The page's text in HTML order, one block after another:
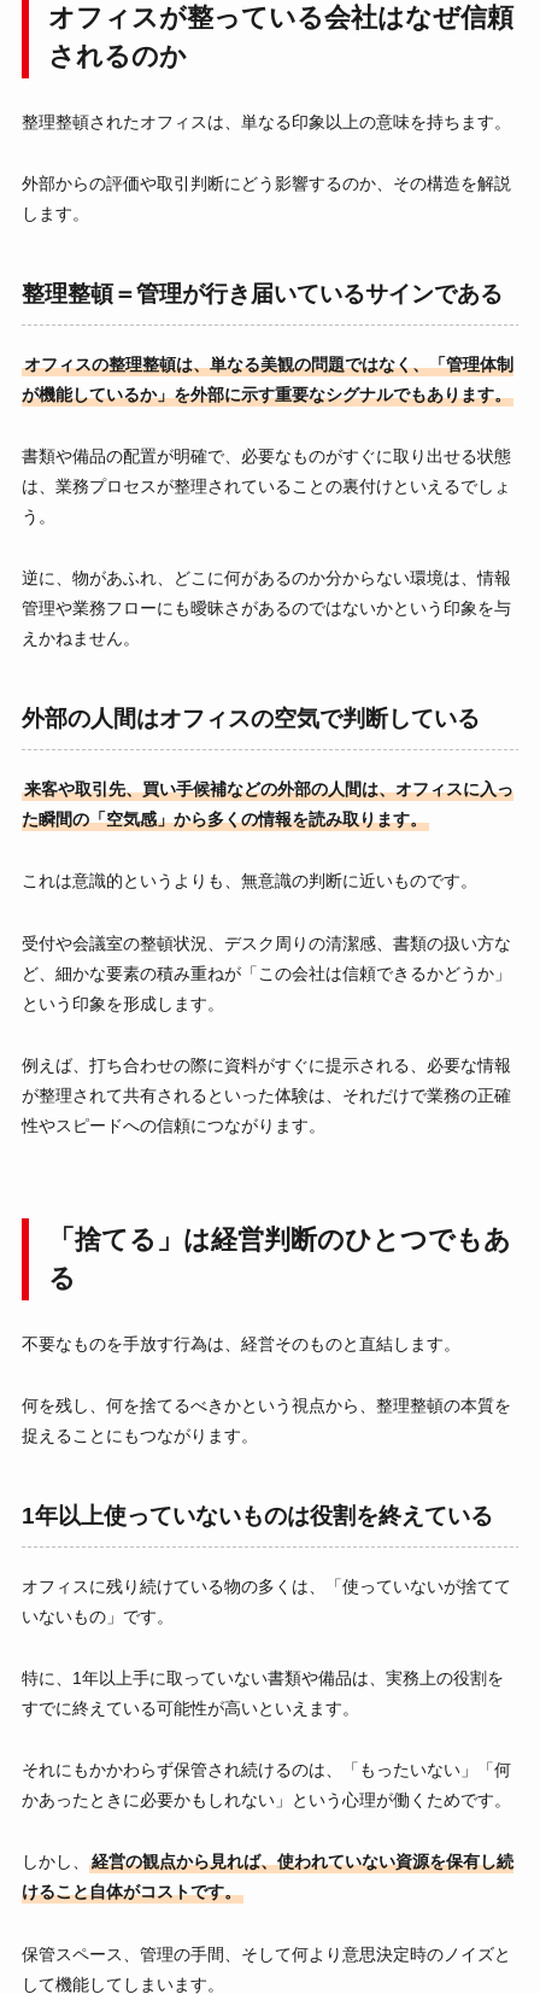
オフィスが整っている会社はなぜ信頼
されるのか
整理整頓されたオフィスは、単なる印象以上の意味を持ちます。
外部からの評価や取引判断にどう影響するのか、その構造を解説
します。
整理整頓＝管理が行き届いているサインである
オフィスの整理整頓は、単なる美観の問題ではなく、「管理体制
が機能しているか」を外部に示す重要なシグナルでもあります。
書類や備品の配置が明確で、必要なものがすぐに取り出せる状態
は、業務プロセスが整理されていることの裏付けといえるでしょ
う。
逆に、物があふれ、どこに何があるのか分からない環境は、情報
管理や業務フローにも曖昧さがあるのではないかという印象を与
えかねません。
外部の人間はオフィスの空気で判断している
来客や取引先、買い手候補などの外部の人間は、オフィスに入っ
た瞬間の「空気感」から多くの情報を読み取ります。
これは意識的というよりも、無意識の判断に近いものです。
受付や会議室の整頓状況、デスク周りの清潔感、書類の扱い方な
ど、細かな要素の積み重ねが「この会社は信頼できるかどうか」
という印象を形成します。
例えば、打ち合わせの際に資料がすぐに提示される、必要な情報
が整理されて共有されるといった体験は、それだけで業務の正確
性やスピードへの信頼につながります。
「捨てる」は経営判断のひとつでもあ
る
不要なものを手放す行為は、経営そのものと直結します。
何を残し、何を捨てるべきかという視点から、整理整頓の本質を
捉えることにもつながります。
1年以上使っていないものは役割を終えている
オフィスに残り続けている物の多くは、「使っていないが捨てて
いないもの」です。
特に、1年以上手に取っていない書類や備品は、実務上の役割を
すでに終えている可能性が高いといえます。
それにもかかわらず保管され続けるのは、「もったいない」「何
かあったときに必要かもしれない」という心理が働くためです。
しかし、
経営の観点から見れば、使われていない資源を保有し続
けること自体がコストです。
保管スペース、管理の手間、そして何より意思決定時のノイズと
して機能してしまいます。